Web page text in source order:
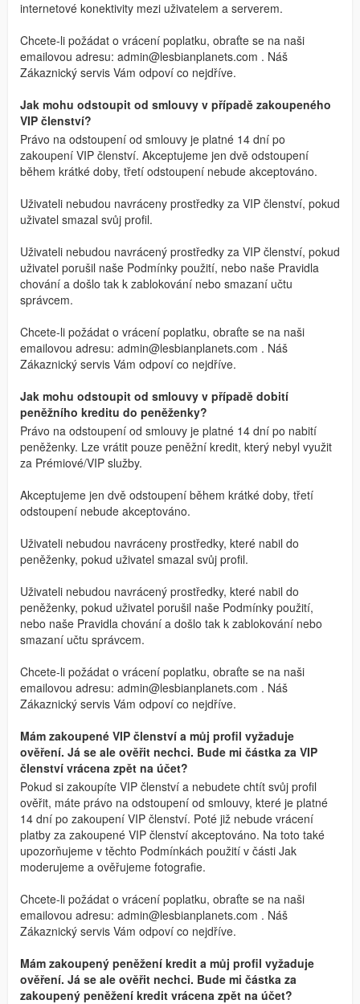
internetové konektivity mezi uživatelem a serverem.
Chcete-li požádat o vrácení poplatku, obraťte se na naši
emailovou adresu: admin@lesbianplanets.com . Náš
Zákaznický servis Vám odpoví co nejdříve.
Jak mohu odstoupit od smlouvy v případě zakoupeného
VIP členství?
Právo na odstoupení od smlouvy je platné 14 dní po
zakoupení VIP členství. Akceptujeme jen dvě odstoupení
během krátké doby, třetí odstoupení nebude akceptováno.
Uživateli nebudou navráceny prostředky za VIP členství, pokud
uživatel smazal svůj profil.
Uživateli nebudou navrácený prostředky za VIP členství, pokud
uživatel porušil naše Podmínky použití, nebo naše Pravidla
chování a došlo tak k zablokování nebo smazaní učtu
správcem.
Chcete-li požádat o vrácení poplatku, obraťte se na naši
emailovou adresu: admin@lesbianplanets.com . Náš
Zákaznický servis Vám odpoví co nejdříve.
Jak mohu odstoupit od smlouvy v případě dobití
peněžního kreditu do peněženky?
Právo na odstoupení od smlouvy je platné 14 dní po nabití
peněženky. Lze vrátit pouze peněžní kredit, který nebyl využit
za Prémiové/VIP služby.
Akceptujeme jen dvě odstoupení během krátké doby, třetí
odstoupení nebude akceptováno.
Uživateli nebudou navráceny prostředky, které nabil do
peněženky, pokud uživatel smazal svůj profil.
Uživateli nebudou navrácený prostředky, které nabil do
peněženky, pokud uživatel porušil naše Podmínky použití,
nebo naše Pravidla chování a došlo tak k zablokování nebo
smazaní učtu správcem.
Chcete-li požádat o vrácení poplatku, obraťte se na naši
emailovou adresu: admin@lesbianplanets.com . Náš
Zákaznický servis Vám odpoví co nejdříve.
Mám zakoupené VIP členství a můj profil vyžaduje
ověření. Já se ale ověřit nechci. Bude mi částka za VIP
členství vrácena zpět na účet?
Pokud si zakoupíte VIP členství a nebudete chtít svůj profil
ověřit, máte právo na odstoupení od smlouvy, které je platné
14 dní po zakoupení VIP členství. Poté již nebude vrácení
platby za zakoupené VIP členství akceptováno. Na toto také
upozorňujeme v těchto Podmínkách použití v části Jak
moderujeme a ověřujeme fotografie.
Chcete-li požádat o vrácení poplatku, obraťte se na naši
emailovou adresu: admin@lesbianplanets.com . Náš
Zákaznický servis Vám odpoví co nejdříve.
Mám zakoupený peněžení kredit a můj profil vyžaduje
ověření. Já se ale ověřit nechci. Bude mi částka za
zakoupený peněžení kredit vrácena zpět na účet?